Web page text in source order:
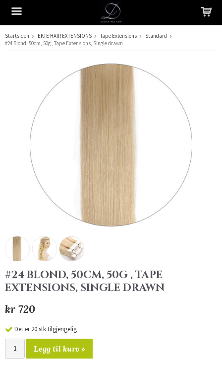
Produktet har blitt lagt til i handlekurven din
Startsiden EKTE HAIR EXTENSIONS Tape Extensions
Standard
#24 Blond, 50cm, 50g , Tape Extensions, Single drawn
#24 BLOND, 50CM, 50G , TAPE
EXTENSIONS, SINGLE DRAWN
kr 720
Det er 20 stk tilgjengelig
Legg til kurv »